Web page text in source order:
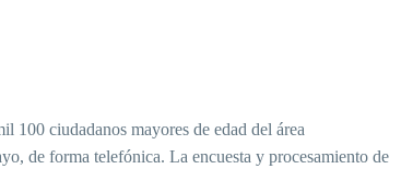
100 ciudadanos mayores de edad del área
de forma telefónica. La encuesta y procesamiento de